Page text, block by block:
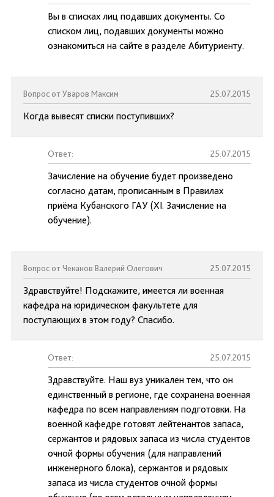
Вы в списках лиц подавших документы. Со
списком лиц, подавших документы можно
ознакомиться на сайте в разделе Абитуриенту.
Вопрос от Уваров Максим 25.07.2015
Когда вывесят списки поступивших?
Ответ: 25.07.2015
Зачисление на обучение будет произведено
согласно датам, прописанным в Правилах
приёма Кубанского ГАУ (XI. Зачисление на
обучение).
Вопрос от Чеканов Валерий Олегович 25.07.2015
Здравствуйте! Подскажите, имеется ли военная
кафедра на юридическом факультете для
поступающих в этом году? Спасибо.
Ответ: 25.07.2015
Здравствуйте. Наш вуз уникален тем, что он
единственный в регионе, где сохранена военная
кафедра по всем направлениям подготовки. На
военной кафедре готовят лейтенантов запаса,
сержантов и рядовых запаса из числа студентов
очной формы обучения (для направлений
инженерного блока), сержантов и рядовых
запаса из числа студентов очной формы